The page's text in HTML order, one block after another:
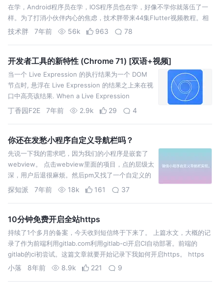
在学，Android程序员在学，IOS程序员也在学，好像不学你就落伍了一
样。为了打消小伙伴内心的焦虑，技术胖带来44集Flutter视频教程。相
信学完基本可以应付一些工作了，视频是基础+实例的形式…
技术胖 7年前 56k 963 78
开发者工具的新特性 (Chrome 71) [双语+视频]
当一个 Live Expression 的执行结果为一个 DOM
节点时, 悬浮在 Live Expression 的结果之上来在视
口中高亮该结果. When a Live Expression
evaluates to a DOM node, hover over the L…
丁香园F2E 7年前 2.9k 29 4
你还在发愁小程序自定义导航栏吗？
先说一下我的需求吧，因为我们的小程序是嵌套了
webview。 点击webview里面的项目，点的层级太
深，用户后退很麻烦。然后pm又找了一个自定义的
导航的小程序，发现别人可以，然后我就开始研
探知派 7年前 18k 161 37
10分钟免费开启全站https
持续了1个多月的备案，今天收到短信终于下来了。 上篇水文，大概的记
录了作为前端利用gitlab.com利用gitlab-ci开启CI自动部署。前端的
gitlab的ci初尝试。这篇文章就要开始记录下我如何开启https。 https
是什么，不是本文的重点，直接跳过，https …
小落 8年前 8.9k 221 9